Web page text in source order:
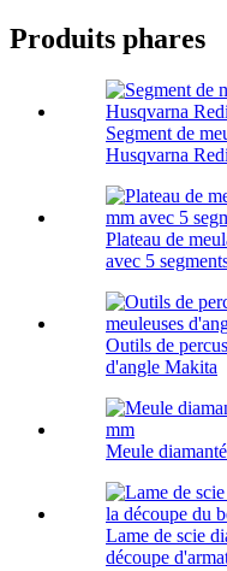
Produits phares
Segment de
Husqvarna
Plateau de
avec 5
Outils de
d'angle Makita
Meule
Lame de scie
découpe